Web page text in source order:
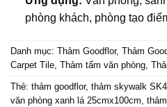
phòng khách, phòng tạo
Danh mục: Thảm Goodflor, Thảm
Carpet Tile, Thảm tấm văn phòng,
Thẻ: thảm goodflor, thảm skywalk
văn phòng xanh lá 25cmx100cm,